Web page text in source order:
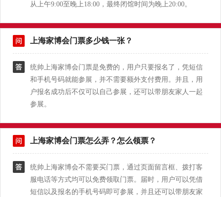
从上午9:00至晚上18:00，最终闭馆时间为晚上20:00。
上海家博会门票多少钱一张？
统帅上海家博会门票是免费的，用户只要报名了，凭短信
和手机号码就能参展，并不需要额外支付费用。并且，用
户报名成功后不仅可以自己参展，还可以带朋友家人一起
参展。
上海家博会门票怎么弄？怎么领票？
统帅上海家博会不需要买门票，通过页面留言框、拨打客
服电话等方式均可以免费领取门票。届时，用户可以凭借
短信以及报名的手机号码即可参展，并且还可以带朋友家